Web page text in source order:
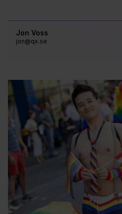
Jon Voss
jon@qx.se